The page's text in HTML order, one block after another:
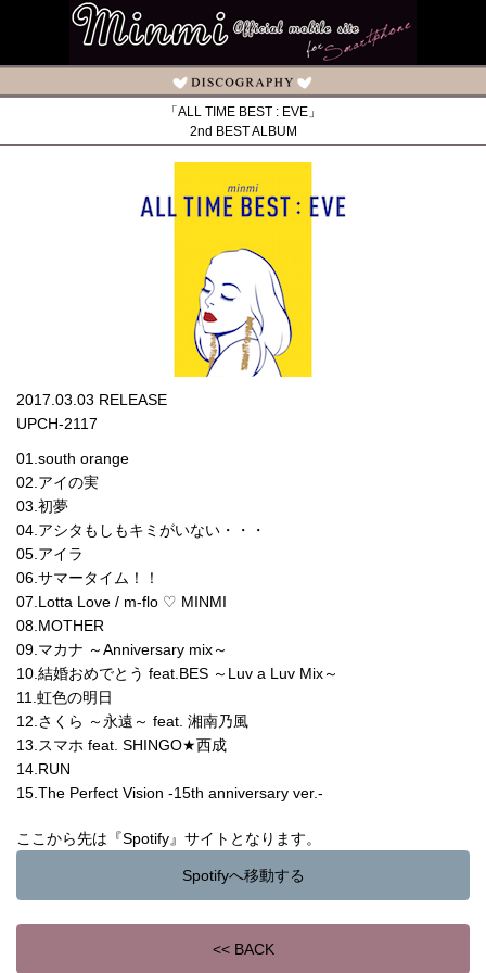
「ALL TIME BEST : EVE」
2nd BEST ALBUM
2017.03.03 RELEASE
UPCH-2117
01.south orange
02.アイの実
03.初夢
04.アシタもしもキミがいない・・・
05.アイラ
06.サマータイム！！
07.Lotta Love / m-flo ♡ MINMI
08.MOTHER
09.マカナ ～Anniversary mix～
10.結婚おめでとう feat.BES ～Luv a Luv Mix～
11.虹色の明日
12.さくら ～永遠～ feat. 湘南乃風
13.スマホ feat. SHINGO★西成
14.RUN
15.The Perfect Vision -15th anniversary ver.-
ここから先は『Spotify』サイトとなります。
Spotifyへ移動する
<< BACK